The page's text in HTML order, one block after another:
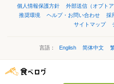
個人情報保護方針
外部送信（オプトア
推奨環境
ヘルプ・お問い合わせ 採
サイトマップ
言語： English 简体中文